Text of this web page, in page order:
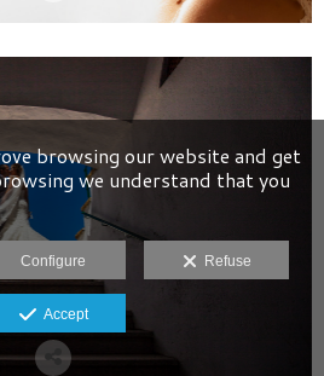
browsing our website and get
we understand that you
Configure Refuse
Accept